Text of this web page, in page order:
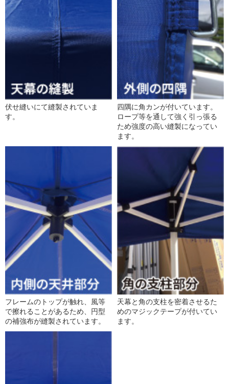
伏せ縫いにて縫製されていま
す。
四隅に角カンが付いています。
ロープ等を通して強く引っ張る
ため強度の高い縫製になってい
ます。
フレームのトップが触れ、風等
で擦れることがあるため、円型
の補強布が縫製されています。
天幕と角の支柱を密着させるた
めのマジックテープが付いてい
ます。